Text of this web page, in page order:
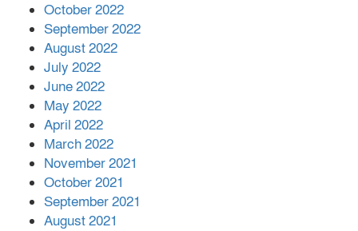
October 2022
September 2022
August 2022
July 2022
June 2022
May 2022
April 2022
March 2022
November 2021
October 2021
September 2021
August 2021